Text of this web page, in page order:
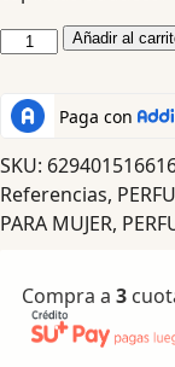
Añadir al
SKU:
Referencias,
PARA MUJER,
Compra a 3